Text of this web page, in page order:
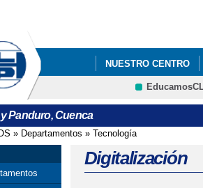
NUESTRO CENTRO
FORMACIÓN
Panduro, Cuenca
usted aquí
» Departamentos » Tecnología
Digitalización